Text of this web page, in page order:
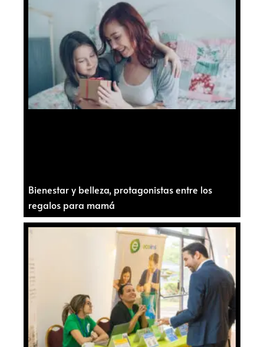
Bienestar y belleza, protagonistas entre los
regalos para mamá